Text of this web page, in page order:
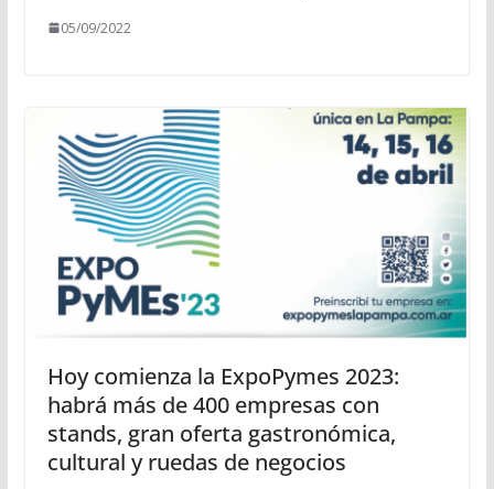
05/09/2022
Hoy comienza la ExpoPymes 2023:
habrá más de 400 empresas con
stands, gran oferta gastronómica,
cultural y ruedas de negocios